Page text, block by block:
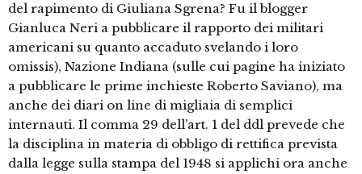
del rapimento di Giuliana Sgrena? Fu il blogger
Gianluca Neri a pubblicare il rapporto dei militari
americani su quanto accaduto svelando i loro
omissis), Nazione Indiana (sulle cui pagine ha iniziato
a pubblicare le prime inchieste Roberto Saviano), ma
anche dei diari on line di migliaia di semplici
internauti. Il comma 29 dell’art. 1 del ddl prevede che
la disciplina in materia di obbligo di rettifica prevista
dalla legge sulla stampa del 1948 si applichi ora anche